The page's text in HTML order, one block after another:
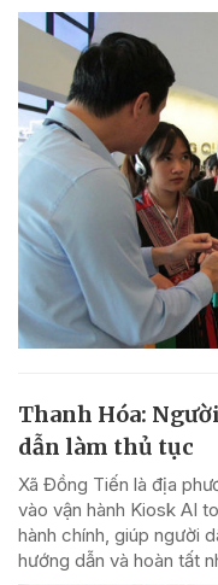
Thanh Hóa:
dẫn làm thủ tục
Xã Đồng Tiến là địa
vào vận hành Kiosk AI
hành chính, giúp người
hướng dẫn và hoàn tất